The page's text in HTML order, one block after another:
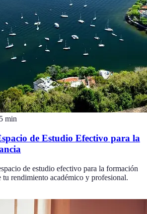
5 min
de Estudio Efectivo para la
de estudio efectivo para la formación
tu rendimiento académico y profesional.